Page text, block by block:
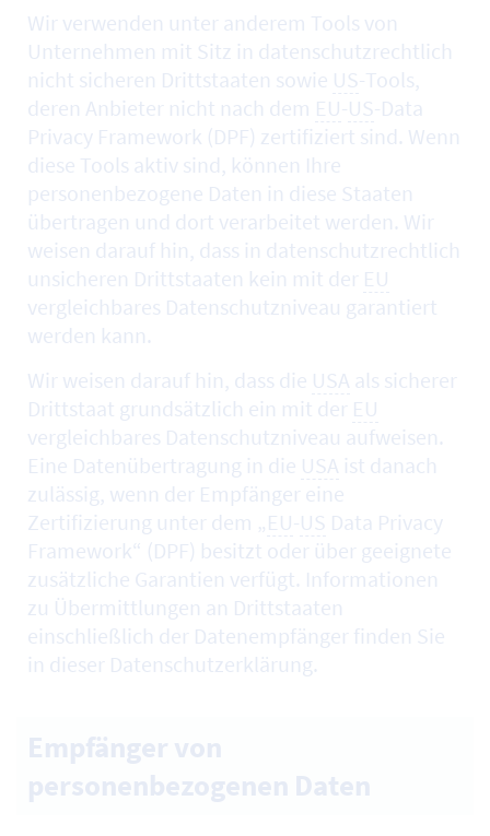
Wir verwenden unter anderem Tools von
Unternehmen mit Sitz in datenschutzrechtlich
nicht sicheren Drittstaaten sowie US-Tools,
deren Anbieter nicht nach dem EU-US-Data
Privacy Framework (DPF) zertifiziert sind. Wenn
diese Tools aktiv sind, können Ihre
personenbezogene Daten in diese Staaten
übertragen und dort verarbeitet werden. Wir
weisen darauf hin, dass in datenschutzrechtlich
unsicheren Drittstaaten kein mit der EU
vergleichbares Datenschutzniveau garantiert
werden kann.
Wir weisen darauf hin, dass die USA als sicherer
Drittstaat grundsätzlich ein mit der EU
vergleichbares Datenschutzniveau aufweisen.
Eine Datenübertragung in die USA ist danach
zulässig, wenn der Empfänger eine
Zertifizierung unter dem „EU-US Data Privacy
Framework“ (DPF) besitzt oder über geeignete
zusätzliche Garantien verfügt. Informationen
zu Übermittlungen an Drittstaaten
einschließlich der Datenempfänger finden Sie
in dieser Datenschutzerklärung.